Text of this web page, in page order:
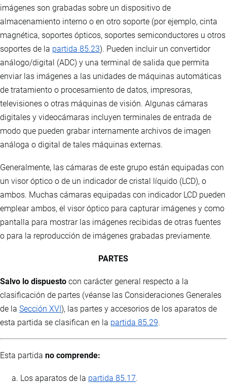
imágenes son grabadas sobre un dispositivo de
almacenamiento interno o en otro soporte (por ejemplo, cinta
magnética, soportes ópticos, soportes semiconductores u otros
soportes de la partida 85.23). Pueden incluir un convertidor
análogo/digital (ADC) y una terminal de salida que permita
enviar las imágenes a las unidades de máquinas automáticas
de tratamiento o procesamiento de datos, impresoras,
televisiones o otras máquinas de visión. Algunas cámaras
digitales y videocámaras incluyen terminales de entrada de
modo que pueden grabar internamente archivos de imagen
análoga o digital de tales máquinas externas.
Generalmente, las cámaras de este grupo están equipadas con
un visor óptico o de un indicador de cristal líquido (LCD), o
ambos. Muchas cámaras equipadas con indicador LCD pueden
emplear ambos, el visor óptico para capturar imágenes y como
pantalla para mostrar las imágenes recibidas de otras fuentes
o para la reproducción de imágenes grabadas previamente.
PARTES
Salvo lo dispuesto con carácter general respecto a la
clasificación de partes (véanse las Consideraciones Generales
de la Sección XVI ), las partes y accesorios de los aparatos de
esta partida se clasifican en la partida 85.29.
Esta partida no comprende:
Los aparatos de la partida 85.17.